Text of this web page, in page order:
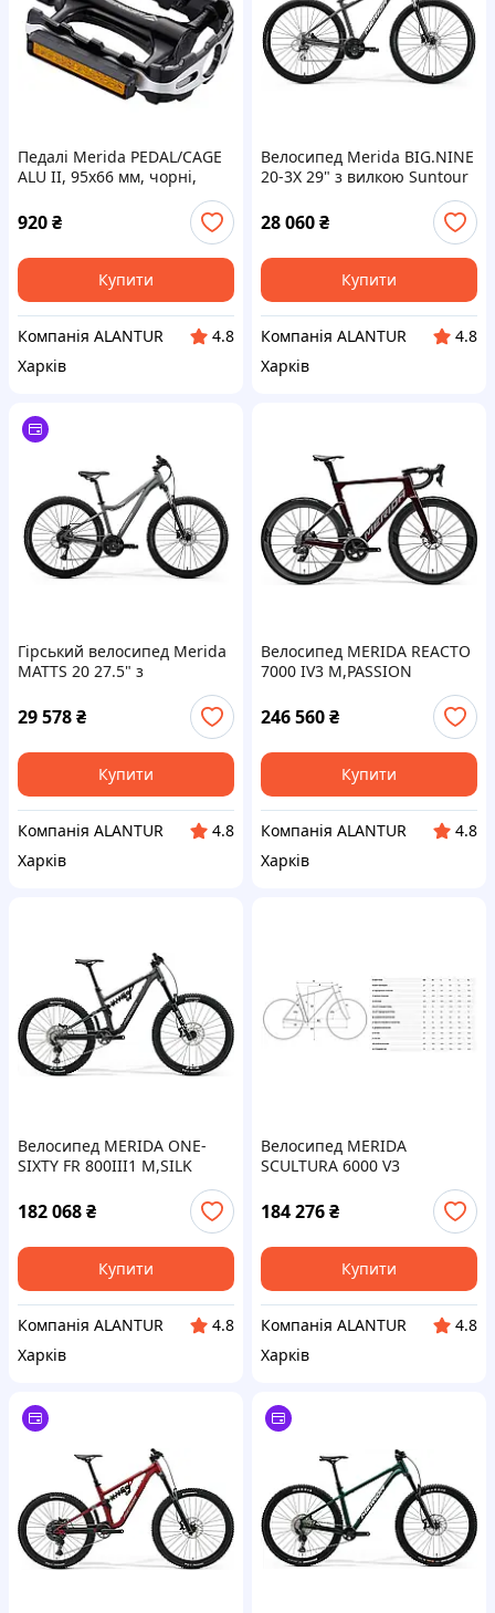
Педалі Merida PEDAL/CAGE
ALU II, 95x66 мм, чорні,
920₴
Купити
Компанія ALANTUR
4.8
Харків
Велосипед Merida BIG.NINE
20-3X 29" з вилкою Suntour
28 060₴
Купити
Компанія ALANTUR
4.8
Харків
Гірський велосипед Merida
MATTS 20 27.5" з
дисковими гальмами, 24
швидкості
29 578₴
Купити
Компанія ALANTUR
4.8
Харків
Велосипед MERIDA REACTO
7000 IV3 M,PASSION
246 560₴
Купити
Компанія ALANTUR
4.8
Харків
Велосипед MERIDA ONE-
SIXTY FR 800III1 M,SILK
182 068₴
Купити
Компанія ALANTUR
4.8
Харків
Велосипед MERIDA
SCULTURA 6000 V3
M,PEARL(BLUE-TEAM)(CY25)
184 276₴
Купити
Компанія ALANTUR
4.8
Харків